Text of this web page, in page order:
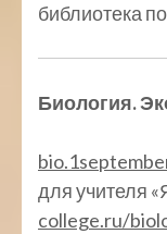
библиотека
Биология.
для учителя
college.ru/